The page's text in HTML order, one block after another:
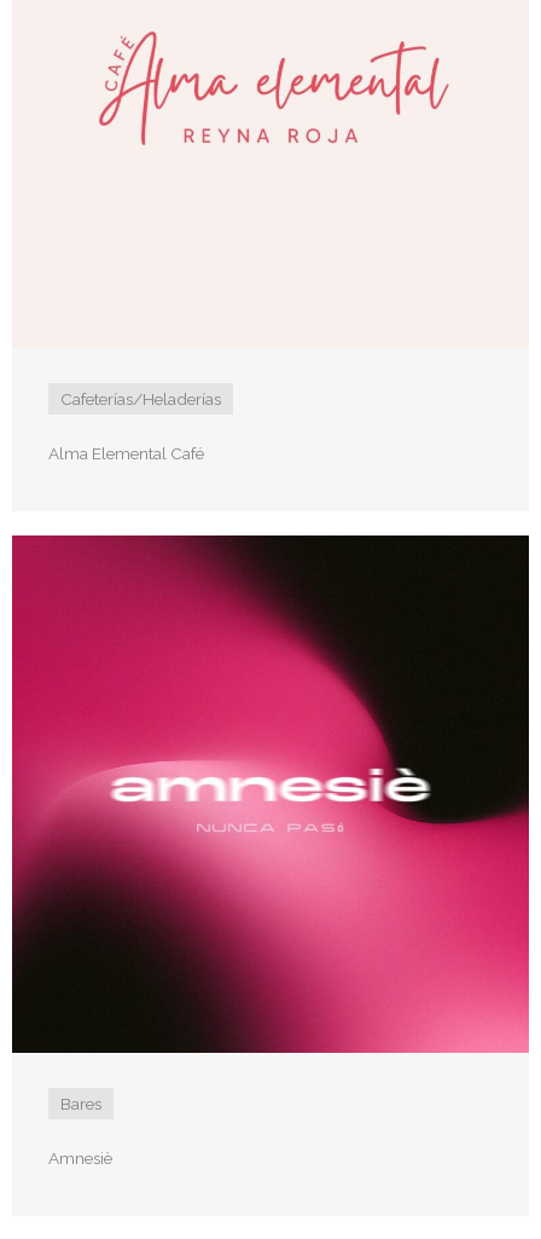
Cafeterías/Heladerías
Alma Elemental Café
Bares
Amnesiè